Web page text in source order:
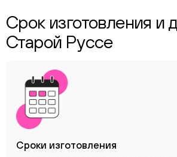
Срок изготовления и
Старой Руссе
Сроки изготовления